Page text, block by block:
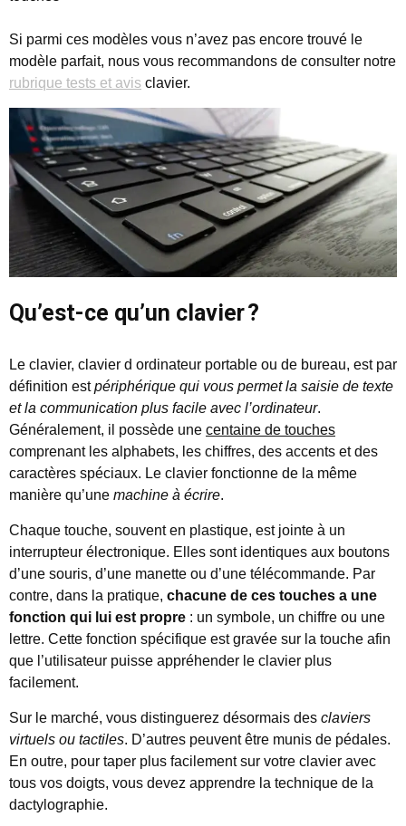
Si parmi ces modèles vous n’avez pas encore trouvé le
modèle parfait, nous vous recommandons de consulter notre
rubrique tests et avis clavier.
Qu’est-ce qu’un clavier ?
Le clavier, clavier d ordinateur portable ou de bureau, est par
définition estpériphérique qui vous permet la saisie de texte
et la communication plus facile avec l’ordinateur.
Généralement, il possède une centaine de touches
comprenant les alphabets, les chiffres, des accents et des
caractères spéciaux. Le clavier fonctionne de la même
manière qu’une machine à écrire.
Chaque touche, souvent en plastique, est jointe à un
interrupteur électronique. Elles sont identiques aux boutons
d’une souris, d’une manette ou d’une télécommande. Par
contre, dans la pratique, chacune de ces touches a une
fonction qui lui est propre : un symbole, un chiffre ou une
lettre. Cette fonction spécifique est gravée sur la touche afin
que l’utilisateur puisse appréhender le clavier plus
facilement.
Sur le marché, vous distinguerez désormais des claviers
virtuels ou tactiles. D’autres peuvent être munis de pédales.
En outre, pour taper plus facilement sur votre clavier avec
tous vos doigts, vous devez apprendre la technique de la
dactylographie.